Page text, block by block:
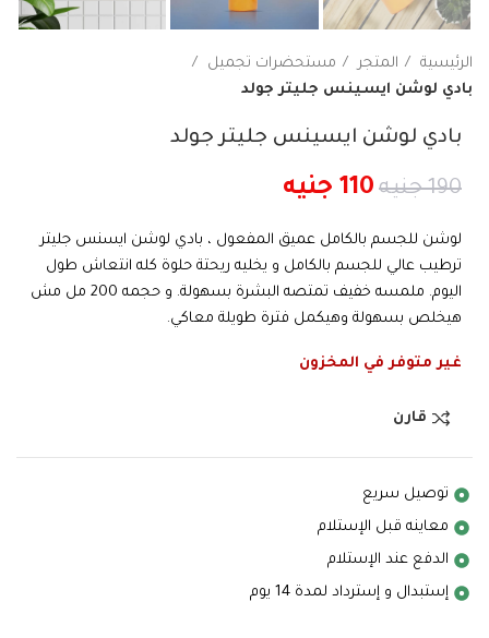
الرئيسية المتجر
مستحضرات تجميل
بادي لوشن ايسينس جليتر جولد
بادي لوشن ايسينس جليتر جولد
190 جنيه 110 جنيه
لوشن للجسم بالكامل عميق المفعول ، بادي لوشن ايسنس جليتر
ترطيب عالي للجسم بالكامل و يخليه ريحتة حلوة كله انتعاش طول
اليوم. ملمسه خفيف تمتصه البشرة بسهولة. و حجمه 200 مل مش
هيخلص بسهولة وهيكمل فترة طويلة معاكي.
غير متوفر في المخزون
قارن
توصيل سريع
معاينه قبل الإستلام
الدفع عند الإستلام
إستبدال و إسترداد لمدة 14 يوم